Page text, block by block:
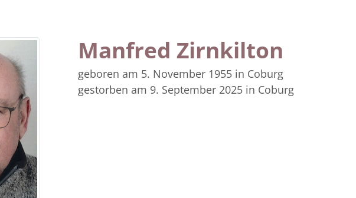
Manfred Zirnkilton
geboren am 5. November 1955 in Coburg
gestorben am 9. September 2025 in Coburg